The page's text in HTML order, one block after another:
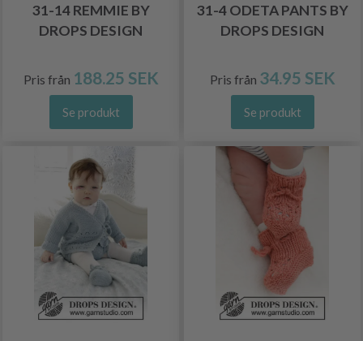
31-14 REMMIE BY
DROPS DESIGN
Pris från 188.25 SEK
Se produkt
31-4 ODETA PANTS BY
DROPS DESIGN
Pris från 34.95 SEK
Se produkt